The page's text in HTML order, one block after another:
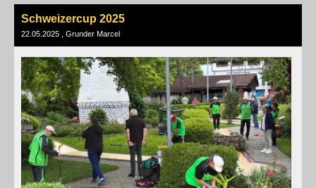
Schweizercup 2025
22.05.2025 , Grunder Marcel